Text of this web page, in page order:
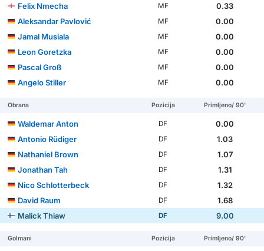
Felix Nmecha
MF
0.33
Aleksandar Pavlović
MF
0.00
Jamal Musiala
MF
0.00
Leon Goretzka
MF
0.00
Pascal Groß
MF
0.00
Angelo Stiller
MF 0.00
Obrana Pozicija Primljeno/ 90'
Waldemar Anton DF
0.00
Antonio Rüdiger
DF
1.03
Nathaniel Brown
DF
1.07
Jonathan Tah
DF
1.31
Nico Schlotterbeck
DF
1.32
David Raum
DF
1.68
Malick Thiaw
DF 9.00
Golmani Pozicija Primljeno/ 90'